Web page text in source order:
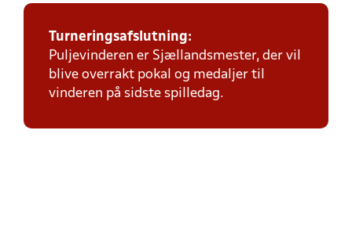
Turneringsafslutning:
Puljevinderen er Sjællandsmester, der vil
blive overrakt pokal og medaljer til
vinderen på sidste spilledag.